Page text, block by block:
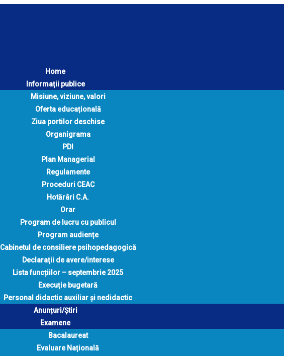
Home
Informații publice
Misiune, viziune, valori
Oferta educațională
Ziua portilor deschise
Organigrama
PDI
Plan Managerial
Regulamente
Proceduri CEAC
Hotărâri C.A.
Orar
Program de lucru cu publicul
Program audiențe
Cabinetul de consiliere psihopedagogică
Declarații de avere/interese
Lista funcțiilor – septembrie 2025
Execuție bugetară
Personal didactic auxiliar și nedidactic
Anunțuri/Știri
Examene
Bacalaureat
Evaluare Națională